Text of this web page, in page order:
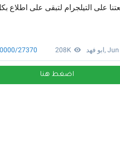
اضغط هنا